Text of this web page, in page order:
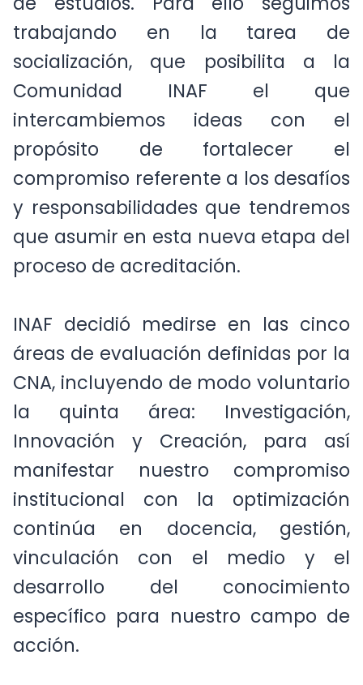
de estudios. Para ello seguimos
trabajando en la tarea de
socialización, que posibilita a la
Comunidad INAF el que
intercambiemos ideas con el
propósito de fortalecer el
compromiso referente a los desafíos
y responsabilidades que tendremos
que asumir en esta nueva etapa del
proceso de acreditación.
INAF decidió medirse en las cinco
áreas de evaluación definidas por la
CNA, incluyendo de modo voluntario
la quinta área: Investigación,
Innovación y Creación, para así
manifestar nuestro compromiso
institucional con la optimización
continúa en docencia, gestión,
vinculación con el medio y el
desarrollo del conocimiento
específico para nuestro campo de
acción.